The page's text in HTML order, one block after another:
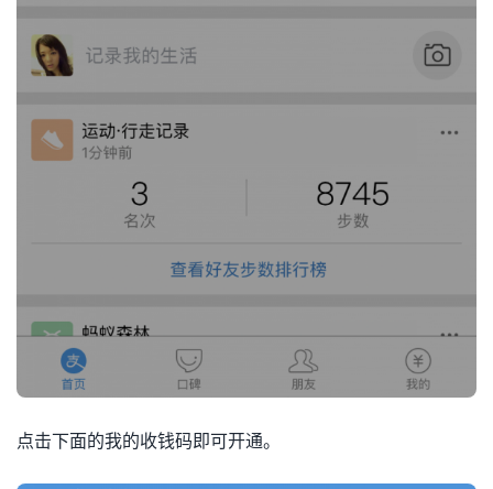
点击下面的我的收钱码即可开通。